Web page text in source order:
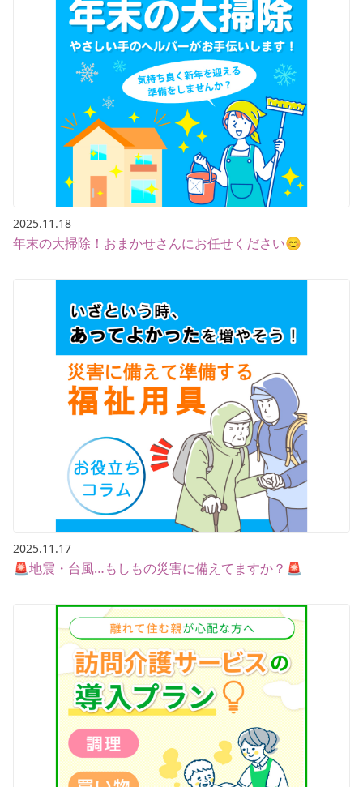
2025.11.18
年末の大掃除！おまかせさんにお任せください😊
2025.11.17
🚨地震・台風…もしもの災害に備えてますか？🚨